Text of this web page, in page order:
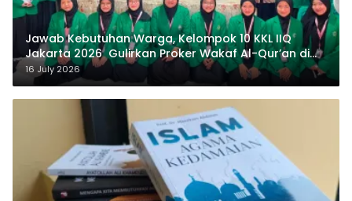
Jawab Kebutuhan Warga, Kelompok 10 KKL IIQ
Jakarta 2026 Gulirkan Proker Wakaf Al-Qur’an di
Sukamanah
16 July 2026